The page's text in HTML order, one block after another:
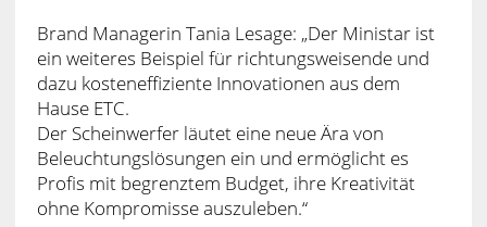
Brand Managerin Tania Lesage: „Der Ministar ist
ein weiteres Beispiel für richtungsweisende und
dazu kosteneffiziente Innovationen aus dem
Hause ETC.
Der Scheinwerfer läutet eine neue Ära von
Beleuchtungslösungen ein und ermöglicht es
Profis mit begrenztem Budget, ihre Kreativität
ohne Kompromisse auszuleben.“